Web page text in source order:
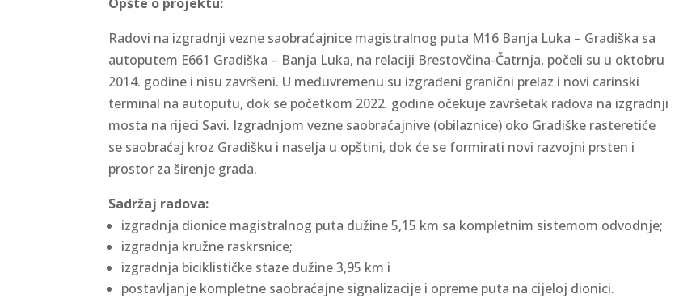
Radovi na izgradnji vezne saobraćajnice magistralnog puta M16 Banja Luka – Gradiška sa
autoputem E661 Gradiška – Banja Luka, na relaciji Brestovčina-Čatrnja, počeli su u oktobru
2014. godine i nisu završeni. U međuvremenu su izgrađeni granični prelaz i novi carinski
terminal na autoputu, dok se početkom 2022. godine očekuje završetak radova na izgradnji
mosta na rijeci Savi. Izgradnjom vezne saobraćajnive (obilaznice) oko Gradiške rasteretiće
se saobraćaj kroz Gradišku i naselja u opštini, dok će se formirati novi razvojni prsten i
prostor za širenje grada.
Sadržaj radova:
izgradnja dionice magistralnog puta dužine 5,15 km sa kompletnim sistemom odvodnje;
izgradnja kružne raskrsnice;
izgradnja biciklističke staze dužine 3,95 km i
postavljanje kompletne saobraćajne signalizacije i opreme puta na cijeloj dionici.